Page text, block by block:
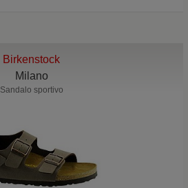
Birkenstock
Milano
Sandalo sportivo